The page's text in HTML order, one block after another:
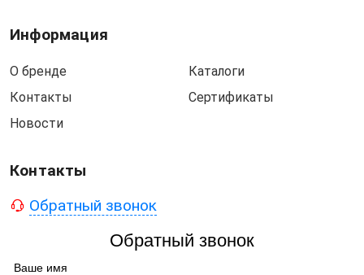
Информация
О бренде
Контакты
Новости
Каталоги
Сертификаты
Контакты
Обратный звонок
Обратный звонок
Ваше имя